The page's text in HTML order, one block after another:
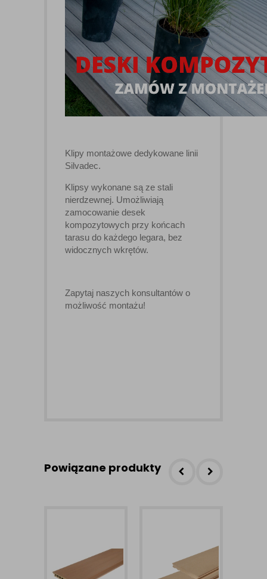
Klipy montażowe dedykowane linii
Silvadec.
Klipsy wykonane są ze stali
nierdzewnej. Umożliwiają
zamocowanie desek
kompozytowych przy końcach
tarasu do każdego legara, bez
widocznych wkrętów.
Zapytaj naszych konsultantów o
możliwość montażu!
Powiązane produkty